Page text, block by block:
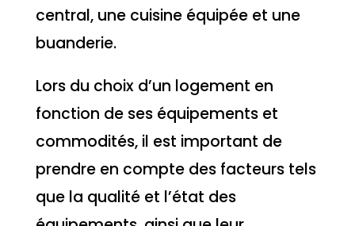
central, une cuisine équipée et une
buanderie.
Lors du choix d’un logement en
fonction de ses équipements et
commodités, il est important de
prendre en compte des facteurs tels
que la qualité et l’état des